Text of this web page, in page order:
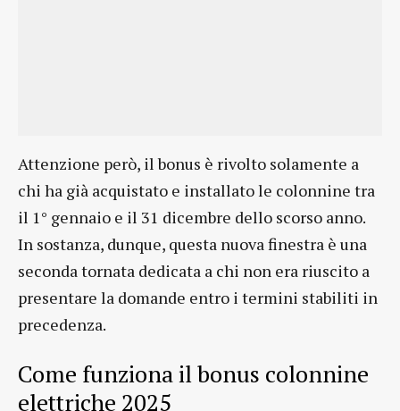
Attenzione però, il bonus è rivolto solamente a
chi ha già acquistato e installato le colonnine tra
il 1° gennaio e il 31 dicembre dello scorso anno.
In sostanza, dunque, questa nuova finestra è una
seconda tornata dedicata a chi non era riuscito a
presentare la domande entro i termini stabiliti in
precedenza.
Come funziona il bonus colonnine
elettriche 2025